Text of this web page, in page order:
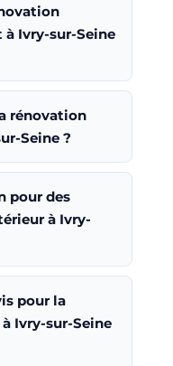
Ivry-sur-Seine
rénovation
Seine ?
pour des
à Ivry-
pour la
Ivry-sur-Seine